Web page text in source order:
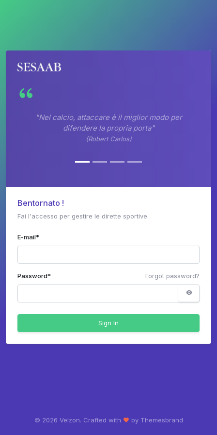
"Nel calcio, attaccare è il miglior modo per
difendere la propria porta"
(Robert Carlos)
Bentornato !
Fai l'accesso per gestire le dirette sportive.
E-mail*
Forgot password?
Password*
Sign In
© 2026 Velzon. Crafted with by Themesbrand